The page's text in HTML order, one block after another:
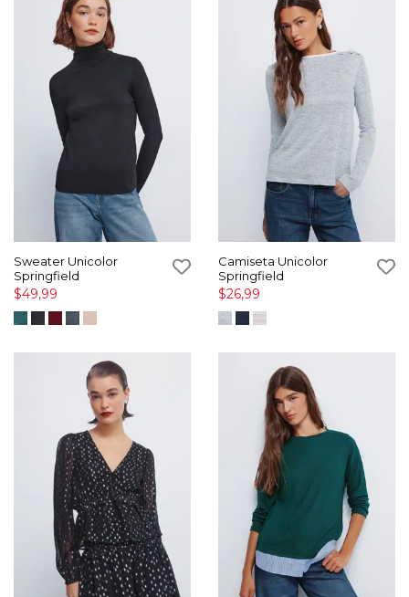
Sweater Unicolor
Springfield
$49,99
Camiseta Unicolor
Springfield
$26,99